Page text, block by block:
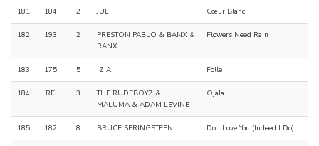
181 184 2 JUL Cœur Blanc
182 193 2
PRESTON PABLO & BANX &
RANX
Flowers Need Rain
183 175 5 IZÏA Folle
184 RE 3
THE RUDEBOYZ &
MALUMA & ADAM LEVINE
Ojala
185 182 8 BRUCE SPRINGSTEEN Do I Love You (Indeed I Do)